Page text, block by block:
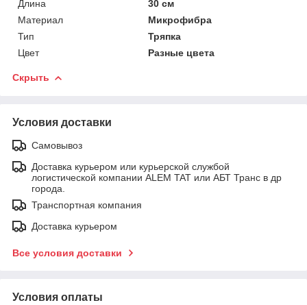
Длина
30 см
Материал
Микрофибра
Тип
Тряпка
Цвет
Разные цвета
Скрыть
Условия доставки
Самовывоз
Доставка курьером или курьерской службой
логистической компании ALEM TAT или АБТ Транс в др
города.
Транспортная компания
Доставка курьером
Все условия доставки
Условия оплаты